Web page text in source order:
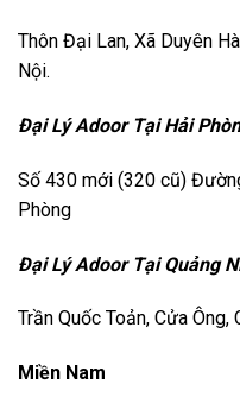
Thôn Đại Lan, Xã Duyên
Nội.
Đại Lý Adoor Tại Hải
Số 430 mới (320 cũ)
Phòng
Đại Lý Adoor Tại Quảng
Trần Quốc Toản, Cửa
Miền Nam